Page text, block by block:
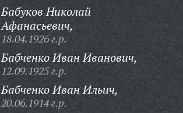
Бабуков Николай
Афанасьевич,
18.04.1926 г.р.
Бабченко Иван Иванович,
12.09.1925 г.р.
Бабченко Иван Ильич,
20.06.1914 г.р.